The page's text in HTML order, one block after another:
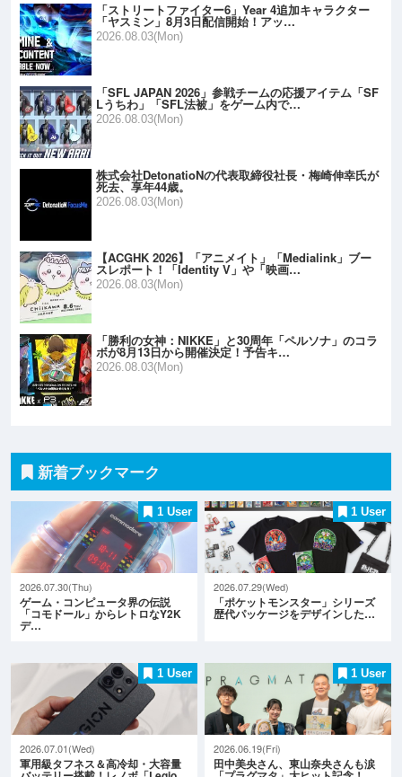
「ストリートファイター6」Year 4追加キャラクター
「ヤスミン」8月3日配信開始！アッ…
2026.08.03(Mon)
「SFL JAPAN 2026」参戦チームの応援アイテム「SF
Lうちわ」「SFL法被」をゲーム内で…
2026.08.03(Mon)
株式会社DetonatioNの代表取締役社長・梅崎伸幸氏が
死去、享年44歳。
2026.08.03(Mon)
【ACGHK 2026】「アニメイト」「Medialink」ブー
スレポート！「Identity V」や「映画…
2026.08.03(Mon)
「勝利の女神：NIKKE」と30周年「ペルソナ」のコラ
ボが8月13日から開催決定！予告キ…
2026.08.03(Mon)
新着ブックマーク
1 User
2026.07.30(Thu)
ゲーム・コンピュータ界の伝説
「コモドール」からレトロなY2K
デ…
1 User
2026.07.29(Wed)
「ポケットモンスター」シリーズ
歴代パッケージをデザインした…
1 User
2026.07.01(Wed)
軍用級タフネス＆高冷却・大容量
1 User
2026.06.19(Fri)
田中美央さん、東山奈央さんも涙